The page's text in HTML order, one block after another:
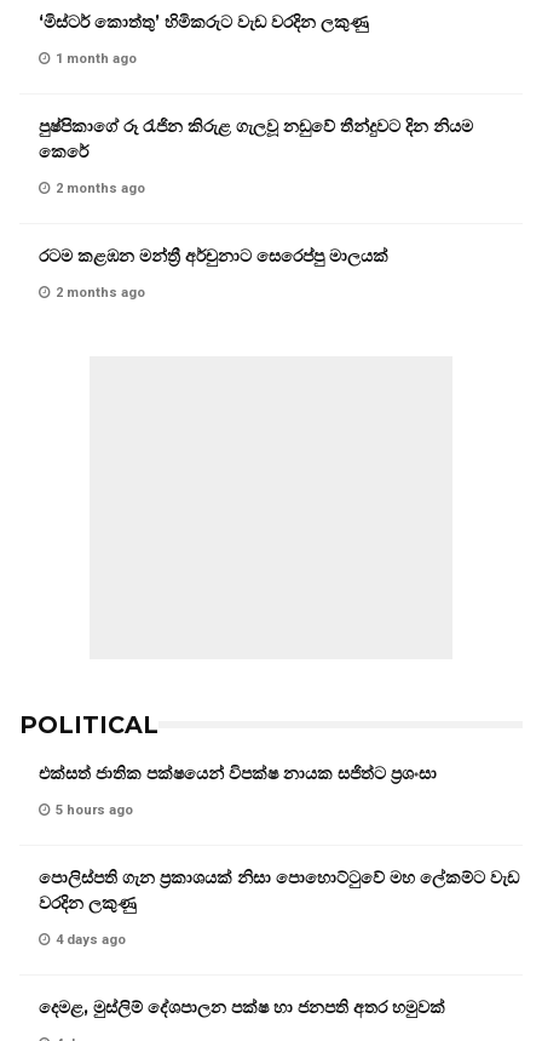
‘මිස්ටර් කොත්තු’ හිමිකරුට වැඩ වරදින ලකුණු
1 month ago
පුෂ්පිකාගේ රූ රැජින කිරුළ ගැලවූ නඩුවේ තීන්දුවට දින නියම
කෙරේ
2 months ago
රටම කළඹන මන්ත්‍රී අර්චුනාට සෙරෙප්පු මාලයක්
2 months ago
POLITICAL
එක්සත් ජාතික පක්ෂයෙන් විපක්ෂ නායක සජිත්ට ප්‍රශංසා
5 hours ago
පොලිස්පති ගැන ප්‍රකාශයක් නිසා පොහොට්ටුවේ මහ ලේකම්ට වැඩ
වරදින ලකුණු
4 days ago
දෙමළ, මුස්ලිම් දේශපාලන පක්ෂ හා ජනපති අතර හමුවක්